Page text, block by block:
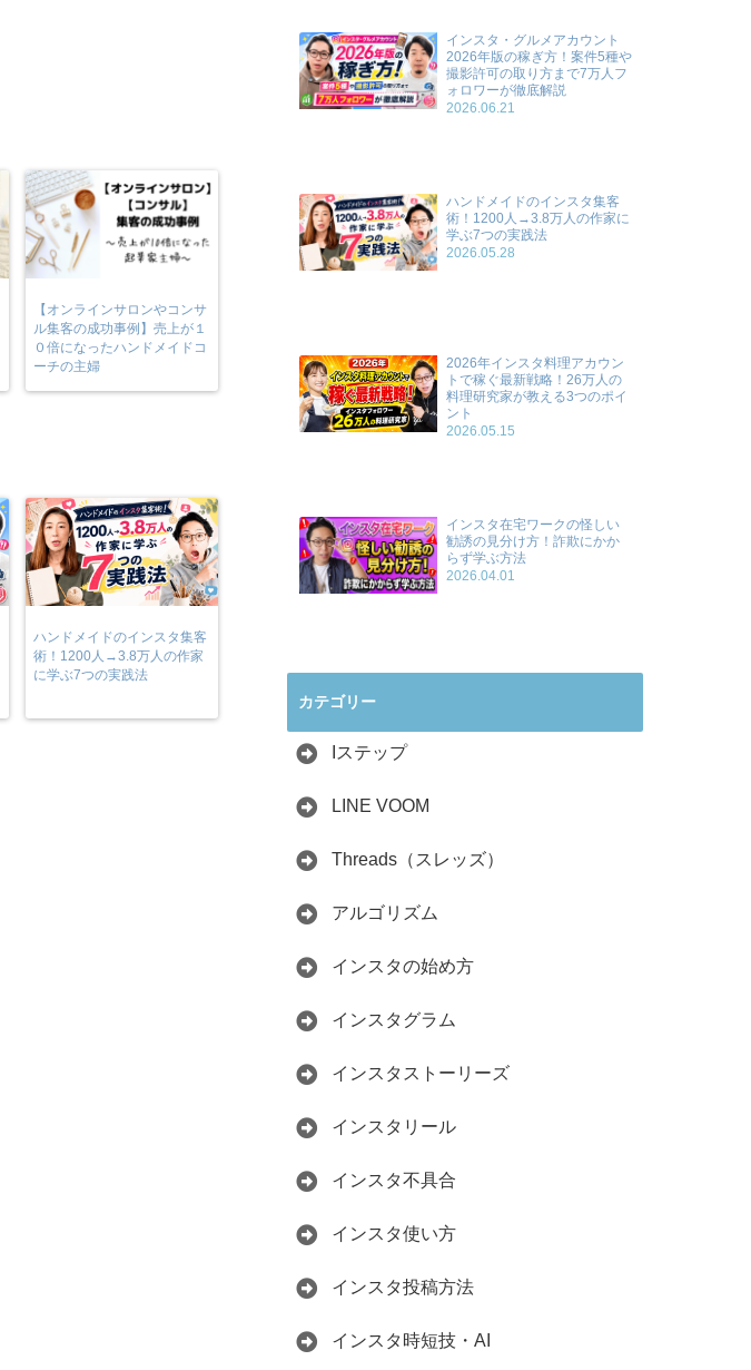
【オンラインサロンやコンサ
ル集客の成功事例】売上が１
０倍になったハンドメイドコ
ーチの主婦
ハンドメイドのインスタ集客
術！1200人→3.8万人の作家
に学ぶ7つの実践法
インスタ・グルメアカウント
2026年版の稼ぎ方！案件5種や
撮影許可の取り方まで7万人フ
ォロワーが徹底解説
2026.06.21
ハンドメイドのインスタ集客
術！1200人→3.8万人の作家に
学ぶ7つの実践法
2026.05.28
2026年インスタ料理アカウン
トで稼ぐ最新戦略！26万人の
料理研究家が教える3つのポイ
ント
2026.05.15
インスタ在宅ワークの怪しい
勧誘の見分け方！詐欺にかか
らず学ぶ方法
2026.04.01
カテゴリー
Iステップ
LINE VOOM
Threads（スレッズ）
アルゴリズム
インスタの始め方
インスタグラム
インスタストーリーズ
インスタリール
インスタ不具合
インスタ使い方
インスタ投稿方法
インスタ時短技・AI